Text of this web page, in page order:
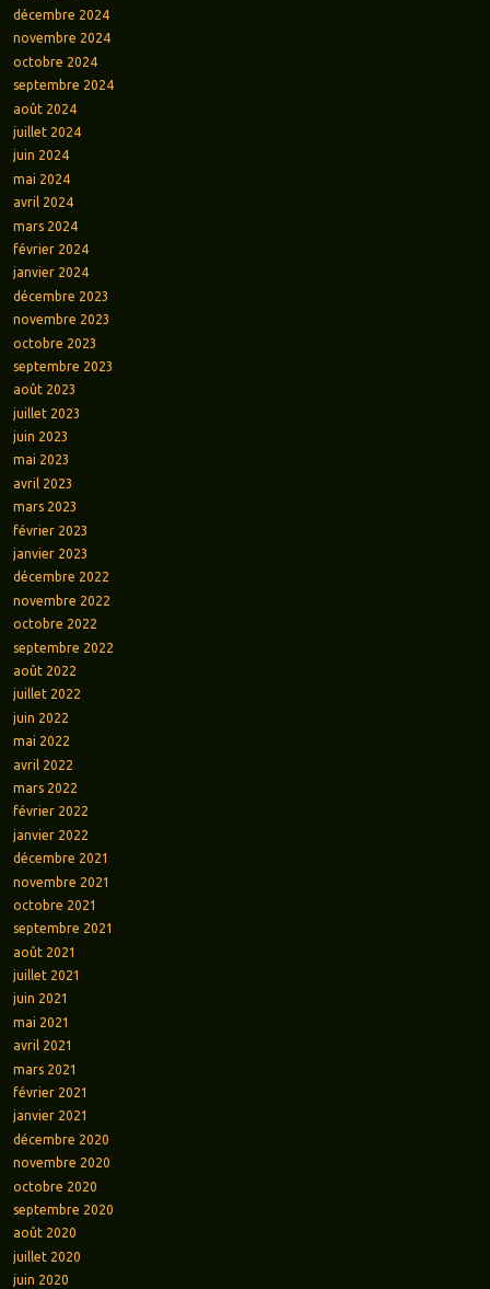
décembre 2024
novembre 2024
octobre 2024
septembre 2024
août 2024
juillet 2024
juin 2024
mai 2024
avril 2024
mars 2024
février 2024
janvier 2024
décembre 2023
novembre 2023
octobre 2023
septembre 2023
août 2023
juillet 2023
juin 2023
mai 2023
avril 2023
mars 2023
février 2023
janvier 2023
décembre 2022
novembre 2022
octobre 2022
septembre 2022
août 2022
juillet 2022
juin 2022
mai 2022
avril 2022
mars 2022
février 2022
janvier 2022
décembre 2021
novembre 2021
octobre 2021
septembre 2021
août 2021
juillet 2021
juin 2021
mai 2021
avril 2021
mars 2021
février 2021
janvier 2021
décembre 2020
novembre 2020
octobre 2020
septembre 2020
août 2020
juillet 2020
juin 2020